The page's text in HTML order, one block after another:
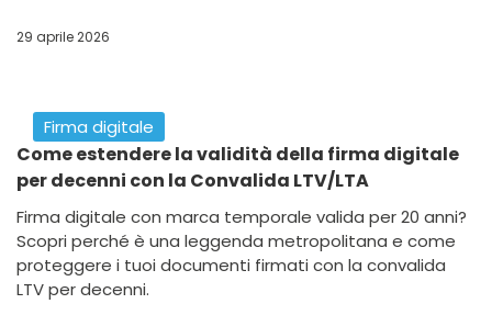
29 aprile 2026
Firma digitale
Come estendere la validità della firma digitale
per decenni con la Convalida LTV/LTA
Firma digitale con marca temporale valida per 20 anni?
Scopri perché è una leggenda metropolitana e come
proteggere i tuoi documenti firmati con la convalida
LTV per decenni.